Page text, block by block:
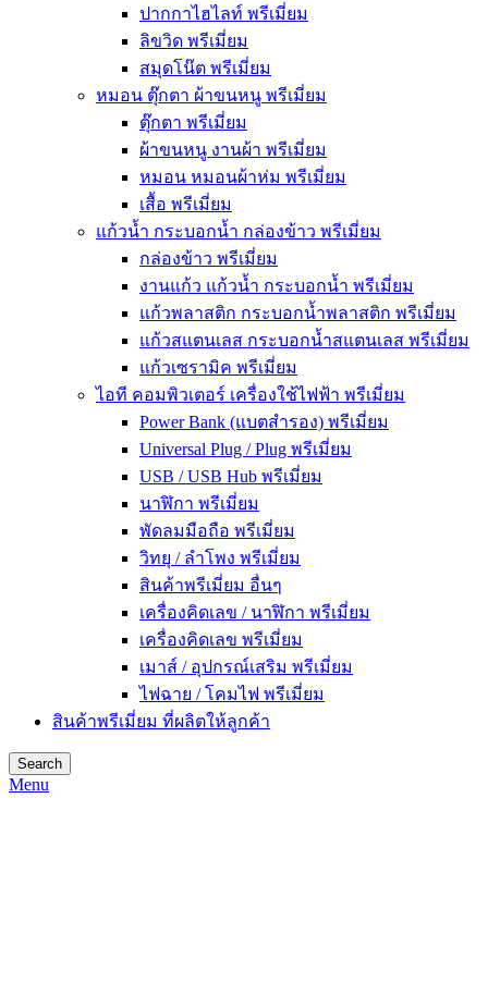
ปากกาไฮไลท์ พรีเมี่ยม
ลิขวิด พรีเมี่ยม
สมุดโน๊ต พรีเมี่ยม
หมอน ตุ๊กตา ผ้าขนหนู พรีเมี่ยม
ตุ๊กตา พรีเมี่ยม
ผ้าขนหนู งานผ้า พรีเมี่ยม
หมอน หมอนผ้าห่ม พรีเมี่ยม
เสื้อ พรีเมี่ยม
แก้วน้ำ กระบอกน้ำ กล่องข้าว พรีเมี่ยม
กล่องข้าว พรีเมี่ยม
งานแก้ว แก้วน้ำ กระบอกน้ำ พรีเมี่ยม
แก้วพลาสติก กระบอกน้ำพลาสติก พรีเมี่ยม
แก้วสแตนเลส กระบอกน้ำสแตนเลส พรีเมี่ยม
แก้วเซรามิค พรีเมี่ยม
ไอที คอมพิวเตอร์ เครื่องใช้ไฟฟ้า พรีเมี่ยม
Power Bank (แบตสำรอง) พรีเมี่ยม
Universal Plug / Plug พรีเมี่ยม
USB / USB Hub พรีเมี่ยม
นาฬิกา พรีเมี่ยม
พัดลมมือถือ พรีเมี่ยม
วิทยุ / ลำโพง พรีเมี่ยม
สินค้าพรีเมี่ยม อื่นๆ
เครื่องคิดเลข / นาฬิกา พรีเมี่ยม
เครื่องคิดเลข พรีเมี่ยม
เมาส์ / อุปกรณ์เสริม พรีเมี่ยม
ไฟฉาย / โคมไฟ พรีเมี่ยม
สินค้าพรีเมี่ยม ที่ผลิตให้ลูกค้า
Search
Menu